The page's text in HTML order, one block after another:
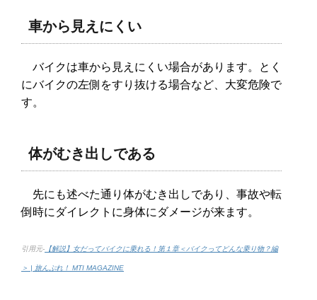
車から見えにくい
バイクは車から見えにくい場合があります。とく
にバイクの左側をすり抜ける場合など、大変危険で
す。
体がむき出しである
先にも述べた通り体がむき出しであり、事故や転
倒時にダイレクトに身体にダメージが来ます。
引用元- 【解説】女だってバイクに乗れる！第１章＜バイクってどんな乗り物？編
＞ | 旅んぷれ！ MTI MAGAZINE